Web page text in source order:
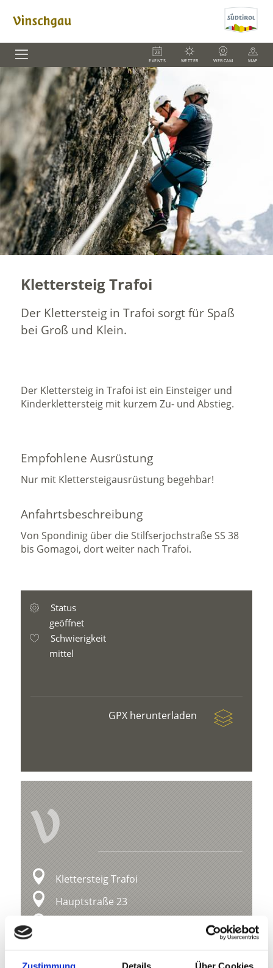
EVENTS WETTER WEBCAM MAP
Klettersteig Trafoi
Der Klettersteig in Trafoi sorgt für Spaß
bei Groß und Klein.
Der Klettersteig in Trafoi ist ein Einsteiger und
Kinderklettersteig mit kurzem Zu- und Abstieg.
Empfohlene Ausrüstung
Nur mit Klettersteigausrüstung begehbar!
Anfahrtsbeschreibung
Von Spondinig über die Stilfserjochstraße SS 38
bis Gomagoi, dort weiter nach Trafoi.
Status
geöffnet
Schwierigkeit
mittel
GPX herunterladen
V
Klettersteig Trafoi
Hauptstraße 23
+39 0473613015